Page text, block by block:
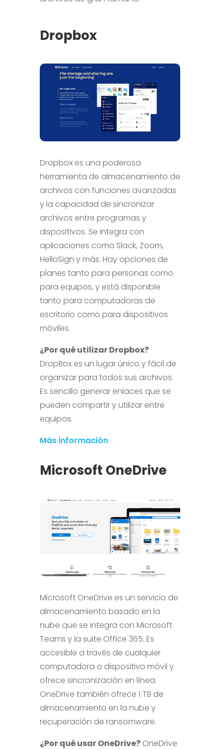
Dropbox
Dropbox es una poderosa
herramienta de almacenamiento de
archivos con funciones avanzadas
y la capacidad de sincronizar
archivos entre programas y
dispositivos. Se integra con
aplicaciones como Slack, Zoom,
HelloSign y más. Hay opciones de
planes tanto para personas como
para equipos, y está disponible
tanto para computadoras de
escritorio como para dispositivos
móviles.
¿Por qué utilizar Dropbox?
DropBox es un lugar único y fácil de
organizar para todos sus archivos.
Es sencillo generar enlaces que se
pueden compartir y utilizar entre
equipos.
Más información
Microsoft OneDrive
Microsoft OneDrive es un servicio de
almacenamiento basado en la
nube que se integra con Microsoft
Teams y la suite Office 365. Es
accesible a través de cualquier
computadora o dispositivo móvil y
ofrece sincronización en línea.
OneDrive también ofrece 1 TB de
almacenamiento en la nube y
recuperación de ransomware.
¿Por qué usar OneDrive?OneDrive